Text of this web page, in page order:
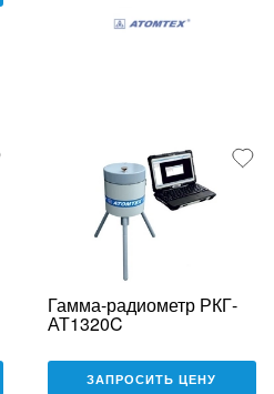
Гамма-радиометр РКГ-
АТ1320C
ЗАПРОСИТЬ ЦЕНУ